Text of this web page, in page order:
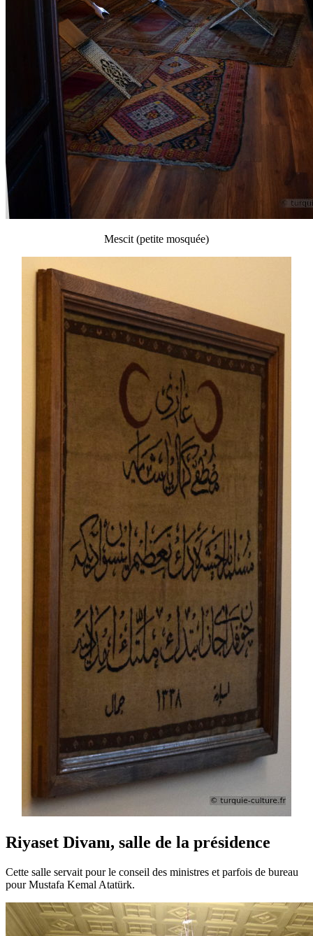
Mescit (petite mosquée)
Riyaset Divanı, salle de la présidence
Cette salle servait pour le conseil des ministres et parfois de bureau
pour Mustafa Kemal Atatürk.